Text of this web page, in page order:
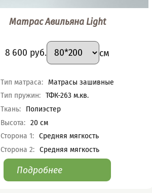
Матрас Авильяна Light
Цена
8 600 руб.
Подобрать вариант
Размер:
см
Характеристики
Тип матраса: Матрасы зашивные
Тип пружин: ТФК-263 м.кв.
Ткань:
Полиэстер
Высота: 20 см
Сторона 1: Средняя мягкость
Сторона 2: Средняя мягкость
Подробнее